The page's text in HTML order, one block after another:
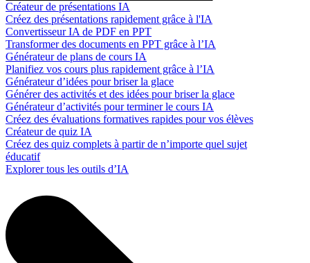
Créateur de présentations IA
Créez des présentations rapidement grâce à l'IA
Convertisseur IA de PDF en PPT
Transformer des documents en PPT grâce à l’IA
Générateur de plans de cours IA
Planifiez vos cours plus rapidement grâce à l’IA
Générateur d’idées pour briser la glace
Générer des activités et des idées pour briser la glace
Générateur d’activités pour terminer le cours IA
Créez des évaluations formatives rapides pour vos élèves
Créateur de quiz IA
Créez des quiz complets à partir de n’importe quel sujet
éducatif
Explorer tous les outils d’IA